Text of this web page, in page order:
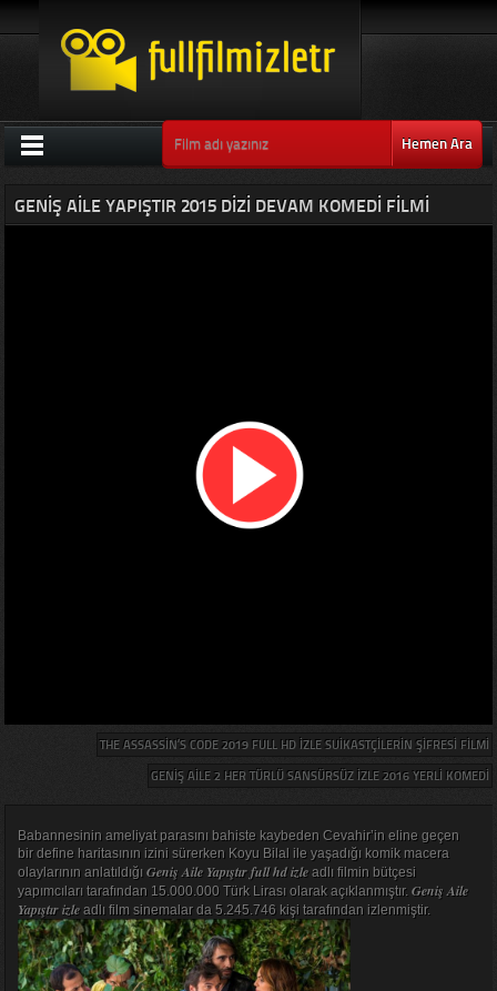
Hemen Ara
GENIŞ AILE YAPIŞTIR 2015 DIZI DEVAM KOMEDI FILMI
THE ASSASSIN’S CODE 2019 FULL HD IZLE SUIKASTÇILERIN ŞIFRESI FILMI
GENIŞ AILE 2 HER TÜRLÜ SANSÜRSÜZ IZLE 2016 YERLI KOMEDI
Babannesinin ameliyat parasını bahiste kaybeden Cevahir’in eline geçen
bir define haritasının izini sürerken Koyu Bilal ile yaşadığı komik macera
olaylarının anlatıldığı Geniş Aile Yapıştır full hd izleadlı filmin bütçesi
yapımcıları tarafından 15.000.000 Türk Lirası olarak açıklanmıştır. Geniş Aile
Yapıştır izleadlı film sinemalar da 5.245.746 kişi tarafından izlenmiştir.